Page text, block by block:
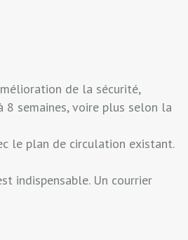
de la sécurité,
semaines, voire plus selon la
le plan de circulation existant.
indispensable. Un courrier